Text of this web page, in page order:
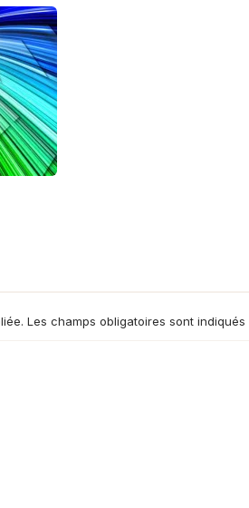
Les champs obligatoires sont indiqués